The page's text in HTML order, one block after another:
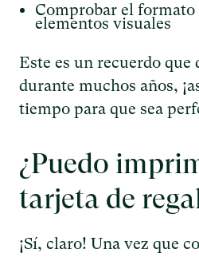
Comprobar el
elementos visuales
Este es un recuerdo que
durante muchos años,
tiempo para que sea
¿Puedo
tarjeta de
¡Sí, claro! Una vez que